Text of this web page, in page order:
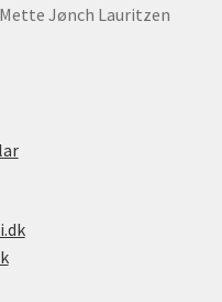
Jønch Lauritzen